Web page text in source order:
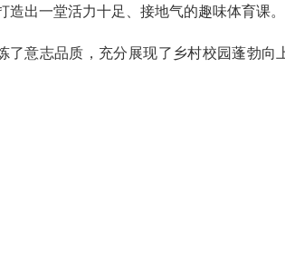
出一堂活力十足、接地气的趣味体育课。
意志品质，充分展现了乡村校园蓬勃向